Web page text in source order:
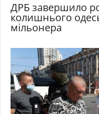
ДРБ завершило
колишнього
мільонера